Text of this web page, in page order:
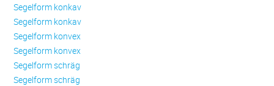
Se­gel­form konkav
Se­gel­form konkav
Se­gel­form konvex
Se­gel­form konvex
Se­gel­form schräg
Se­gel­form schräg